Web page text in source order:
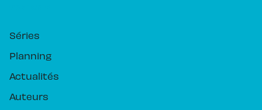
Séries
Planning
Actualités
Auteurs